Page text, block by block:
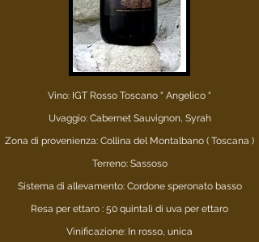
Vino: IGT Rosso Toscano “ Angelico “
Uvaggio: Cabernet Sauvignon, Syrah
Zona di provenienza: Collina del Montalbano ( Toscana )
Terreno: Sassoso
Sistema di allevamento: Cordone speronato basso
Resa per ettaro : 50 quintali di uva per ettaro
Vinificazione: In rosso, unica